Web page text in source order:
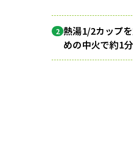
2 熱湯1/2カップ
めの中火で約1